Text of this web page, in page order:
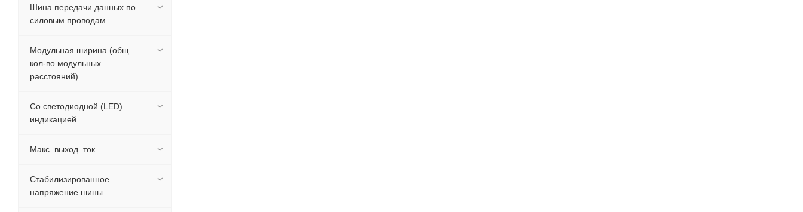
Шина передачи данных по
силовым проводам
Модульная ширина (общ.
кол-во модульных
расстояний)
Со светодиодной (LED)
индикацией
Макс. выход. ток
Стабилизированное
напряжение шины